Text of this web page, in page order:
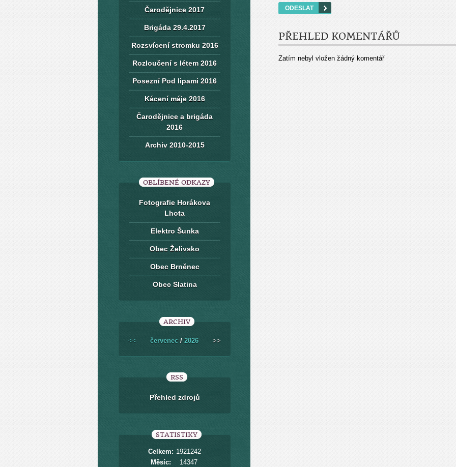
PŘEHLED KOMENTÁŘŮ
Zatím nebyl vložen žádný komentář
Čarodějnice 2017
Brigáda 29.4.2017
Rozsvícení stromku 2016
Rozloučení s létem 2016
Posezní Pod lipami 2016
Kácení máje 2016
Čarodějnice a brigáda
2016
Archiv 2010-2015
OBLÍBENÉ ODKAZY
Fotografie Horákova
Lhota
Elektro Šunka
Obec Želivsko
Obec Brněnec
Obec Slatina
ARCHIV
<< červenec / 2026 >>
RSS
Přehled zdrojů
STATISTIKY
Celkem: 1921242
Měsíc:
14347